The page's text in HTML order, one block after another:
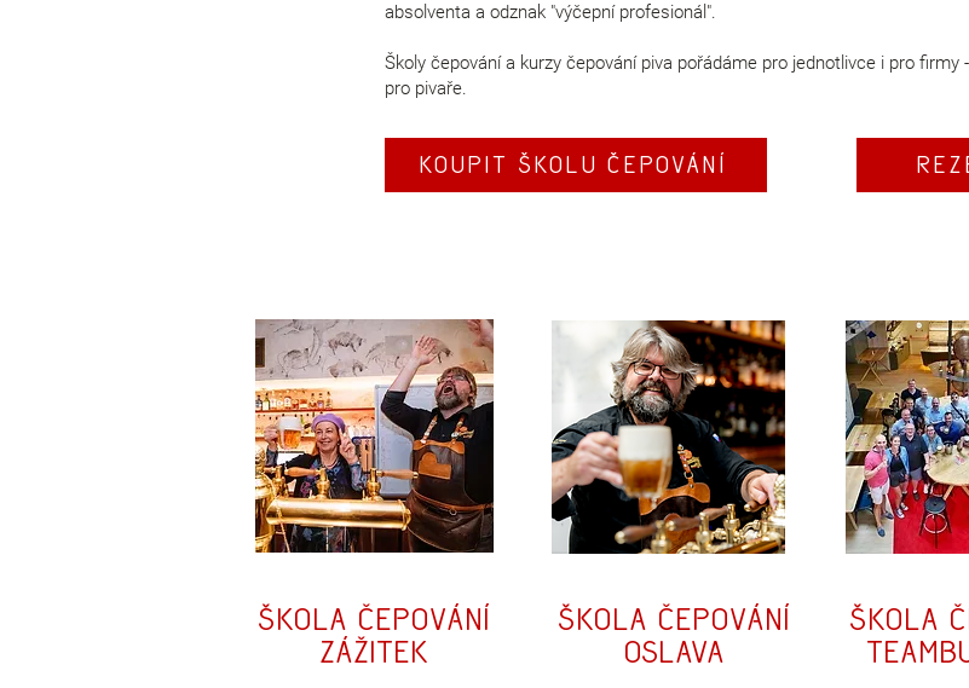
absolventa a odznak "výčepní profesionál".
Školy čepování a kurzy čepování piva pořádáme pro jednotlivce i pro
pro pivaře.
KOUPIT ŠKOLU ČEPOVÁNÍ
Škola čepování
zážitek
Škola čepování
oslava
Škola